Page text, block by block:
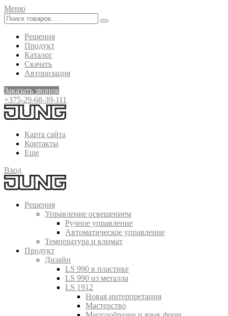
Меню
Решения
Продукт
Каталог
Скачать
Авторизация
Заказать звонок
+375-29-68-39-111
Карта сайта
Контакты
Еще
Вход
Решения
Управление освещением
Ручное управление
Автоматическое управление
Температура и климат
Продукт
Дизайн
LS 990 в пластике
LS 990 из металла
LS 1912
Новая интерпретация
Мастерство